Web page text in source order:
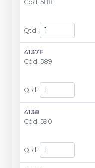
Cód. 588
Qtd:
4137F
Cód. 589
Qtd :
4138
Cód. 590
Qtd :